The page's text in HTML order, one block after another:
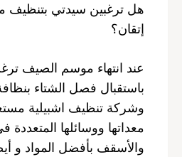
هل ترغبين سيدتي بتنظيف
إتقان؟
عند انتهاء موسم الصيف
باستقبال فصل الشتاء
وشركة تنظيف اشبيلية
معداتها ووسائلها
والأسقف بأفضل المواد و